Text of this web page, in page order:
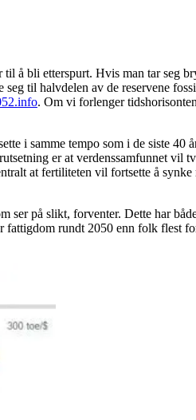
å bli etterspurt. Hvis man tar seg
til halvdelen av de reservene
. Om vi forlenger
i samme tempo som i de siste 40
er at verdenssamfunnet vil
at fertiliteten vil fortsette å
ser på slikt, forventer. Dette har
rundt 2050 enn folk flest